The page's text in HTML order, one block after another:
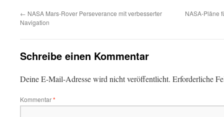
← NASA Mars-Rover Perseverance mit verbesserter
Navigation
NASA-Pläne
Schreibe einen Kommentar
Deine E-Mail-Adresse wird nicht veröffentlicht. Erforderliche
Kommentar*